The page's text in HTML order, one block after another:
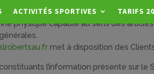
ACTIVITÉS SPORTIVES TARIFS
physique capable au sens des
met à disposition des
l’information présente sur le